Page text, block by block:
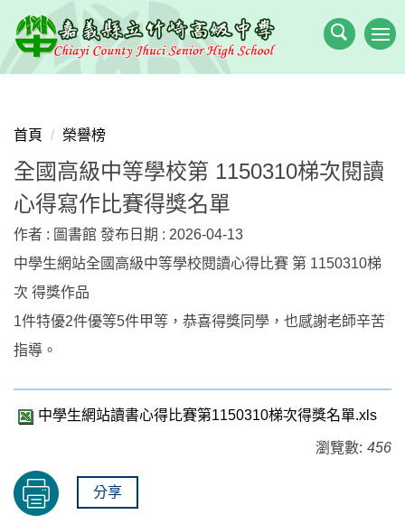
到
主
要
區
首頁 榮譽榜
全國高級中等學校第 1150310梯次閱讀
心得寫作比賽得獎名單
作者 : 圖書館 發布日期 : 2026-04-13
中學生網站全國高級中等學校閱讀心得比賽 第 1150310梯
次 得獎作品
1件特優2件優等5件甲等，恭喜得獎同學，也感謝老師辛苦
指導。
中學生網站讀書心得比賽第1150310梯次得獎名單.xls
瀏覽數: 456
分享